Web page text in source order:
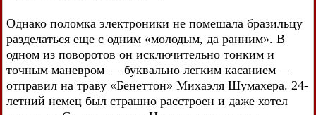
Однако поломка электроники не помешала бразильцу
разделаться еще с одним «молодым, да ранним». В
одном из поворотов он исключительно тонким и
точным маневром — буквально легким касанием —
отправил на траву «Бенеттон» Михаэля Шумахера. 24-
летний немец был страшно расстроен и даже хотел